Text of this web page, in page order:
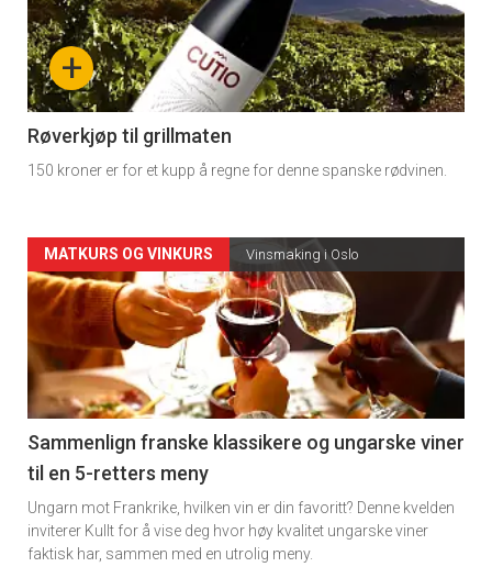
nå
-
4
+
Røverkjøp til grillmaten
150 kroner er for et kupp å regne for denne spanske rødvinen.
Forsiden
akkurat
nå
-
5
MATKURS OG VINKURS Vinsmaking i Oslo
Sammenlign franske klassikere og ungarske viner
til en 5-retters meny
Ungarn mot Frankrike, hvilken vin er din favoritt? Denne kvelden
inviterer Kullt for å vise deg hvor høy kvalitet ungarske viner
faktisk har, sammen med en utrolig meny.